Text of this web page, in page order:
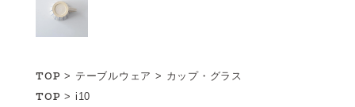
TOP > テーブルウェア > カップ・グラス
TOP > i10